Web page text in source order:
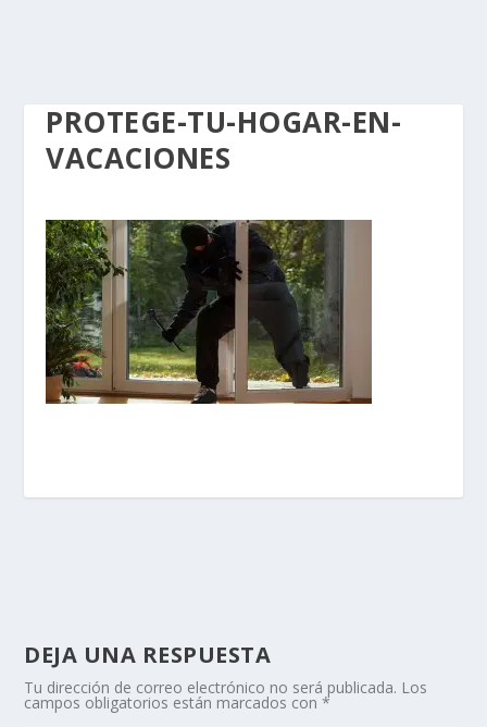
PROTEGE-TU-HOGAR-EN-
VACACIONES
DEJA UNA RESPUESTA
Tu dirección de correo electrónico no será publicada. Los
campos obligatorios están marcados con*